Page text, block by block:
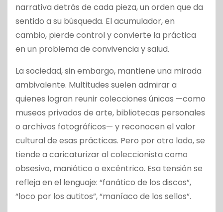
narrativa detrás de cada pieza, un orden que da
sentido a su búsqueda. El acumulador, en
cambio, pierde control y convierte la práctica
en un problema de convivencia y salud.
La sociedad, sin embargo, mantiene una mirada
ambivalente. Multitudes suelen admirar a
quienes logran reunir colecciones únicas —como
museos privados de arte, bibliotecas personales
o archivos fotográficos— y reconocen el valor
cultural de esas prácticas. Pero por otro lado, se
tiende a caricaturizar al coleccionista como
obsesivo, maniático o excéntrico. Esa tensión se
refleja en el lenguaje: “fanático de los discos”,
“loco por los autitos”, “maníaco de los sellos”.